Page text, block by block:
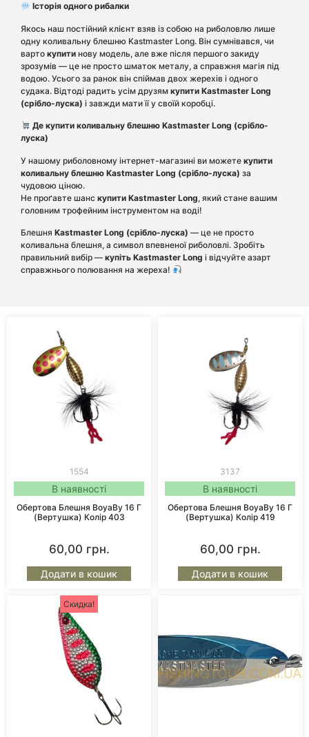
Історія одного рибалки
Якось наш постійний клієнт взяв із собою на риболовлю лише
одну коливальну блешню Kastmaster Long. Він сумнівався, чи
варто купити нову модель, але вже після першого закиду
зрозумів — це не просто шматок металу, а справжня магія під
водою. Усього за ранок він спіймав двох жерехів і одного
судака. Відтоді радить усім друзям купити Kastmaster Long
(срібло-луска) і завжди мати її у своїй коробці.
Де купити коливальну блешню Kastmaster Long (срібло-
луска)
У нашому риболовному інтернет-магазині ви можете купити
коливальну блешню Kastmaster Long (срібло-луска) за
чудовою ціною.
Не проґавте шанс купити Kastmaster Long, який стане вашим
головним трофейним інструментом на воді!
Блешня Kastmaster Long (срібло-луска) — це не просто
коливальна блешня, а символ впевненої риболовлі. Зробіть
правильний вибір — купіть Kastmaster Long і відчуйте азарт
справжнього полювання на жереха!
1554
В наявності
Обертова Блешня BoyaBy 16 Г
(вертушка) Колір 403
60,00 грн.
Додати в кошик
3137
В наявності
Обертова Блешня BoyaBy 16 Г
(вертушка) Колір 419
60,00 грн.
Додати в кошик
Скидка!